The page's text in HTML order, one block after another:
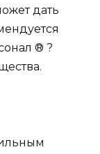
дать
® ?